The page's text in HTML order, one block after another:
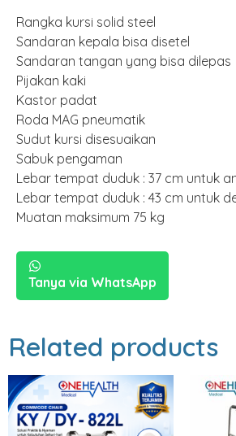
Rangka kursi solid steel
Sandaran kepala bisa disetel
Sandaran tangan yang bisa dilepas
Pijakan kaki
Kastor padat
Roda MAG pneumatik
Sudut kursi disesuaikan
Sabuk pengaman
Lebar tempat duduk : 37 cm untuk
Lebar tempat duduk : 43 cm untuk
Muatan maksimum 75 kg
Tanya via WhatsApp
Related products